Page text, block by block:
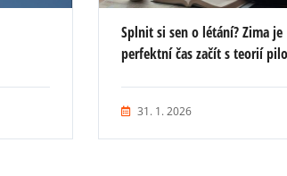
Splnit si sen o létání? Zima je
perfektní čas začít s teorií
31. 1. 2026